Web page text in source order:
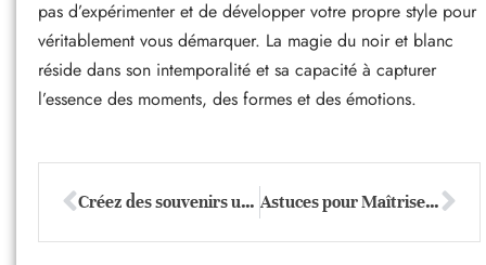
pas d’expérimenter et de développer votre propre style pour
véritablement vous démarquer. La magie du noir et blanc
réside dans son intemporalité et sa capacité à capturer
l’essence des moments, des formes et des émotions.
Créez des souvenirs uniques avec une boite photo famille DIY Astuces pour Maîtriser la Photographie Minimaliste